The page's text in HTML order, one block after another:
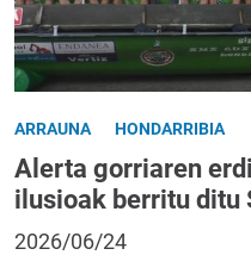
ARRAUNA HONDARRIBIA
Alerta gorriaren
ilusioak berritu ditu
2026/06/24